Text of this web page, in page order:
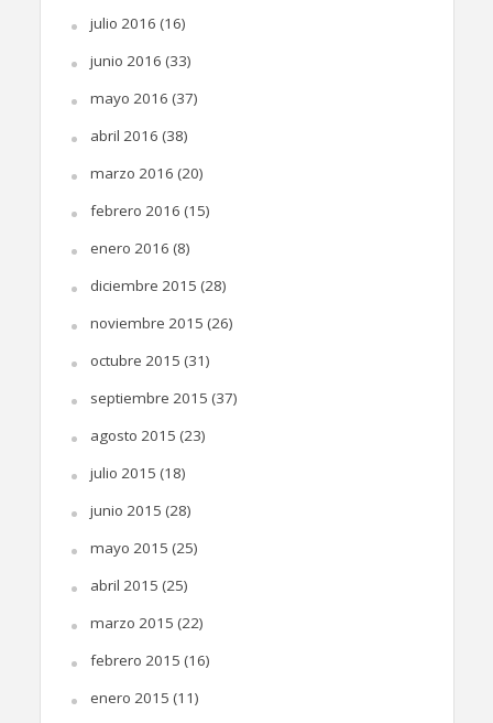
julio 2016 (16)
junio 2016 (33)
mayo 2016 (37)
abril 2016 (38)
marzo 2016 (20)
febrero 2016 (15)
enero 2016 (8)
diciembre 2015 (28)
noviembre 2015 (26)
octubre 2015 (31)
septiembre 2015 (37)
agosto 2015 (23)
julio 2015 (18)
junio 2015 (28)
mayo 2015 (25)
abril 2015 (25)
marzo 2015 (22)
febrero 2015 (16)
enero 2015 (11)